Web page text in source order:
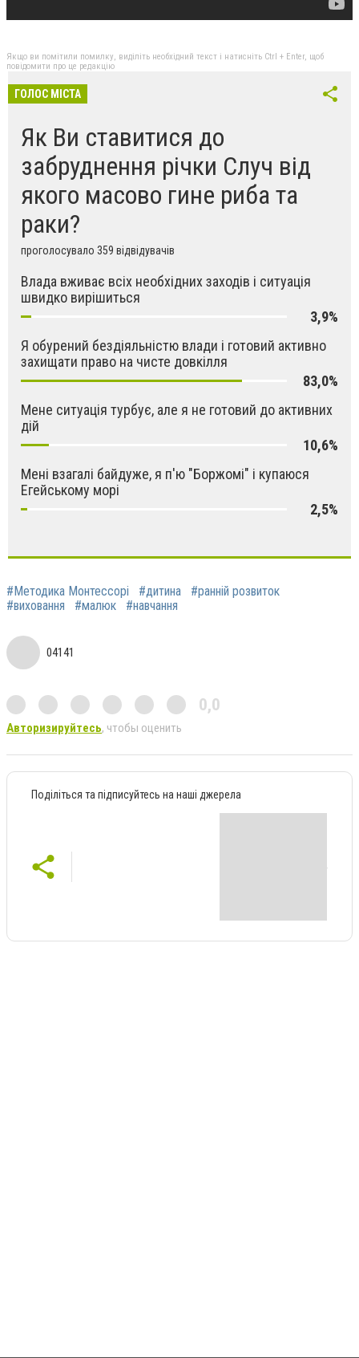
Якщо ви помітили помилку, виділіть необхідний текст і натисніть Ctrl + Enter, щоб
повідомити про це редакцію
ГОЛОС МІСТА
Як Ви ставитися до
забруднення річки Случ від
якого масово гине риба та
раки?
проголосувало 359 відвідувачів
Влада вживає всіх необхідних заходів і ситуація
швидко вирішиться
3,9%
Я обурений бездіяльністю влади і готовий активно
захищати право на чисте довкілля
83,0%
Мене ситуація турбує, але я не готовий до активних
дій
10,6%
Мені взагалі байдуже, я п'ю "Боржомі" і купаюся
Егейському морі
2,5%
#Методика Монтессорі #дитина
#ранній розвиток
#виховання
#малюк #навчання
04141
0,0
Авторизируйтесь, чтобы оценить
Поділіться та підписуйтесь на наші джерела